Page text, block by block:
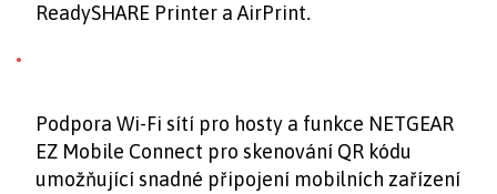
ReadySHARE Printer a AirPrint.
Podpora Wi-Fi sítí pro hosty a funkce NETGEAR
EZ Mobile Connect pro skenování QR kódu
umožňující snadné připojení mobilních zařízení